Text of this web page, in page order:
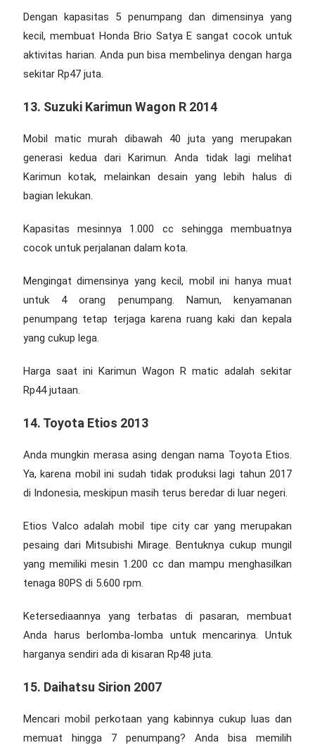
Dengan kapasitas 5 penumpang dan dimensinya yang
kecil, membuat Honda Brio Satya E sangat cocok untuk
aktivitas harian. Anda pun bisa membelinya dengan harga
sekitar Rp47 juta.
13. Suzuki Karimun Wagon R 2014
Mobil matic murah dibawah 40 jutayang merupakan
generasi kedua dari Karimun. Anda tidak lagi melihat
Karimun kotak, melainkan desain yang lebih halus di
bagian lekukan.
Kapasitas mesinnya 1.000 cc sehingga membuatnya
cocok untuk perjalanan dalam kota.
Mengingat dimensinya yang kecil, mobil ini hanya muat
untuk 4 orang penumpang. Namun, kenyamanan
penumpang tetap terjaga karena ruang kaki dan kepala
yang cukup lega.
Harga saat ini Karimun Wagon R matic adalah sekitar
Rp44 jutaan.
14. Toyota Etios 2013
Anda mungkin merasa asing dengan nama Toyota Etios.
Ya, karena mobil ini sudah tidak produksi lagi tahun 2017
di Indonesia, meskipun masih terus beredar di luar negeri.
Etios Valco adalah mobil tipe city car yang merupakan
pesaing dari Mitsubishi Mirage. Bentuknya cukup mungil
yang memiliki mesin 1.200 cc dan mampu menghasilkan
tenaga 80PS di 5.600 rpm.
Ketersediaannya yang terbatas di pasaran, membuat
Anda harus berlomba-lomba untuk mencarinya. Untuk
harganya sendiri ada di kisaran Rp48 juta.
15. Daihatsu Sirion 2007
Mencari mobil perkotaan yang kabinnya cukup luas dan
memuat hingga 7 penumpang? Anda bisa memilih